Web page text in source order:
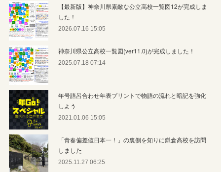
【最新版】神奈川県素敵な公立高校一覧図12が完成しま
した！
2026.07.16 15:05
神奈川県公立高校一覧図(ver11.0)が完成しました！
2025.07.18 07:14
年号語呂合わせ年表プリントで物語の流れと暗記を強化
しよう
2021.01.06 15:05
「青春偏差値日本一！」の裏側を知りに鎌倉高校を訪問
しました
2025.11.27 06:25